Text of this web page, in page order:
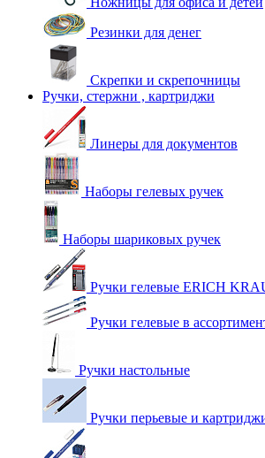
Резинки для денег
Скрепки и скрепочницы
Ручки, стержни , картриджи
Линеры для документов
Наборы гелевых ручек
Наборы шариковых ручек
Ручки гелевые ERICH
Ручки гелевые в
Ручки настольные
Ручки перьевые и